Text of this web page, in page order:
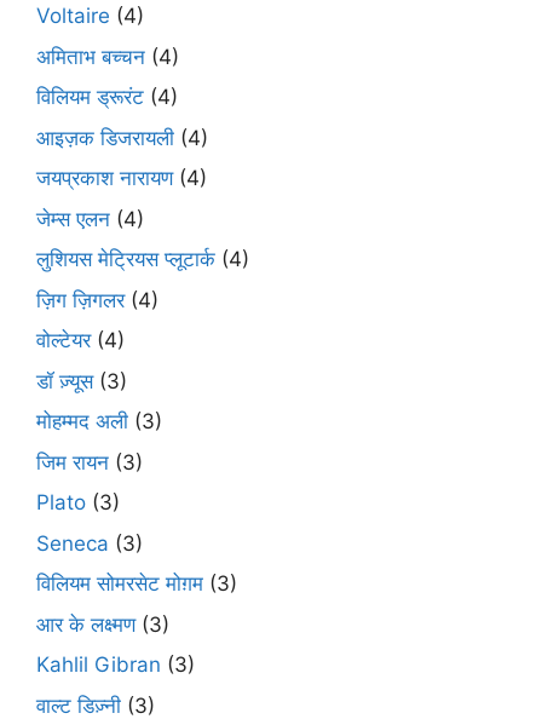
Voltaire (4)
अमिताभ बच्चन (4)
विलियम ड्रूरंट (4)
आइज़क डिजरायली (4)
जयप्रकाश नारायण(4)
जेम्स एलन (4)
लुशियस मेट्रियस प्लूटार्क (4)
ज़िग ज़िगलर(4)
वोल्टेयर(4)
डॉ ज़्यूस(3)
मोहम्मद अली (3)
जिम रायन (3)
Plato (3)
Seneca (3)
विलियम सोमरसेट मोग़म (3)
आर के लक्ष्मण(3)
Kahlil Gibran (3)
वाल्ट डिज़्नी (3)